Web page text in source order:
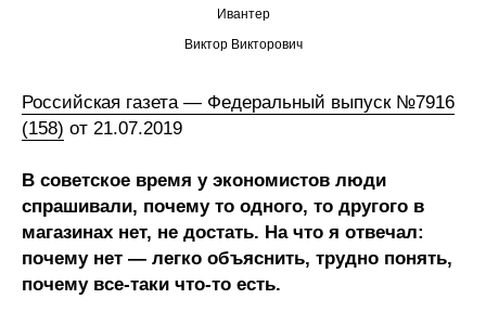
Публикации
Научная жизнь
Издания
Проблемы прогнозирования
Ивантер
Виктор Викторович
Российская газета — Федеральный выпуск №7916
(158) от 21.07.2019
В советское время у экономистов люди
спрашивали, почему то одного, то другого в
магазинах нет, не достать. На что я отвечал:
почему нет — легко объяснить, трудно понять,
почему все-таки что-то есть.